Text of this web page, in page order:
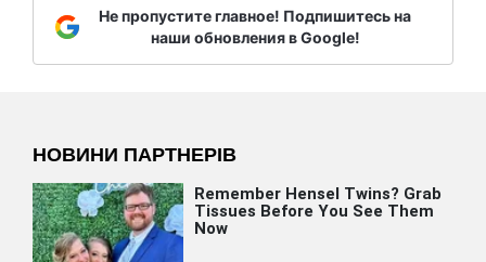
Не пропустите главное! Подпишитесь на
наши обновления в Google!